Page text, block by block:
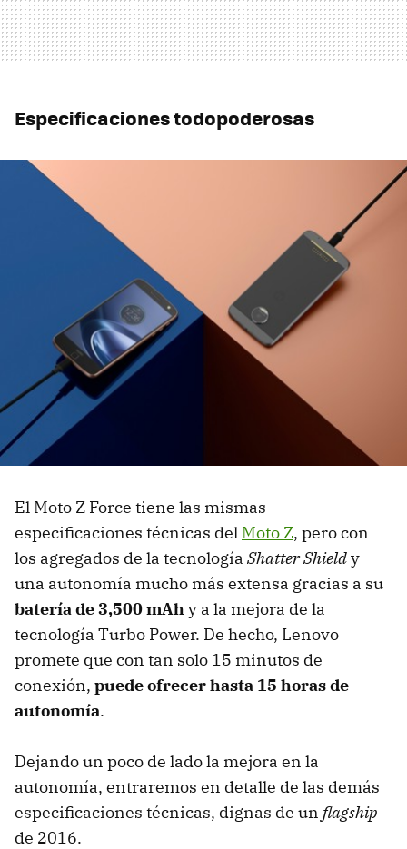
Especificaciones todopoderosas
El Moto Z Force tiene las mismas
especificaciones técnicas del Moto Z, pero con
los agregados de la tecnología Shatter Shieldy
una autonomía mucho más extensa gracias a su
batería de 3,500 mAhy a la mejora de la
tecnología Turbo Power. De hecho, Lenovo
promete que con tan solo 15 minutos de
conexión, puede ofrecer hasta 15 horas de
autonomía.
Dejando un poco de lado la mejora en la
autonomía, entraremos en detalle de las demás
especificaciones técnicas, dignas de un flagship
de 2016.